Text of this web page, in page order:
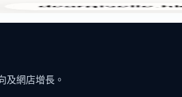
一部分。
及網店增長。